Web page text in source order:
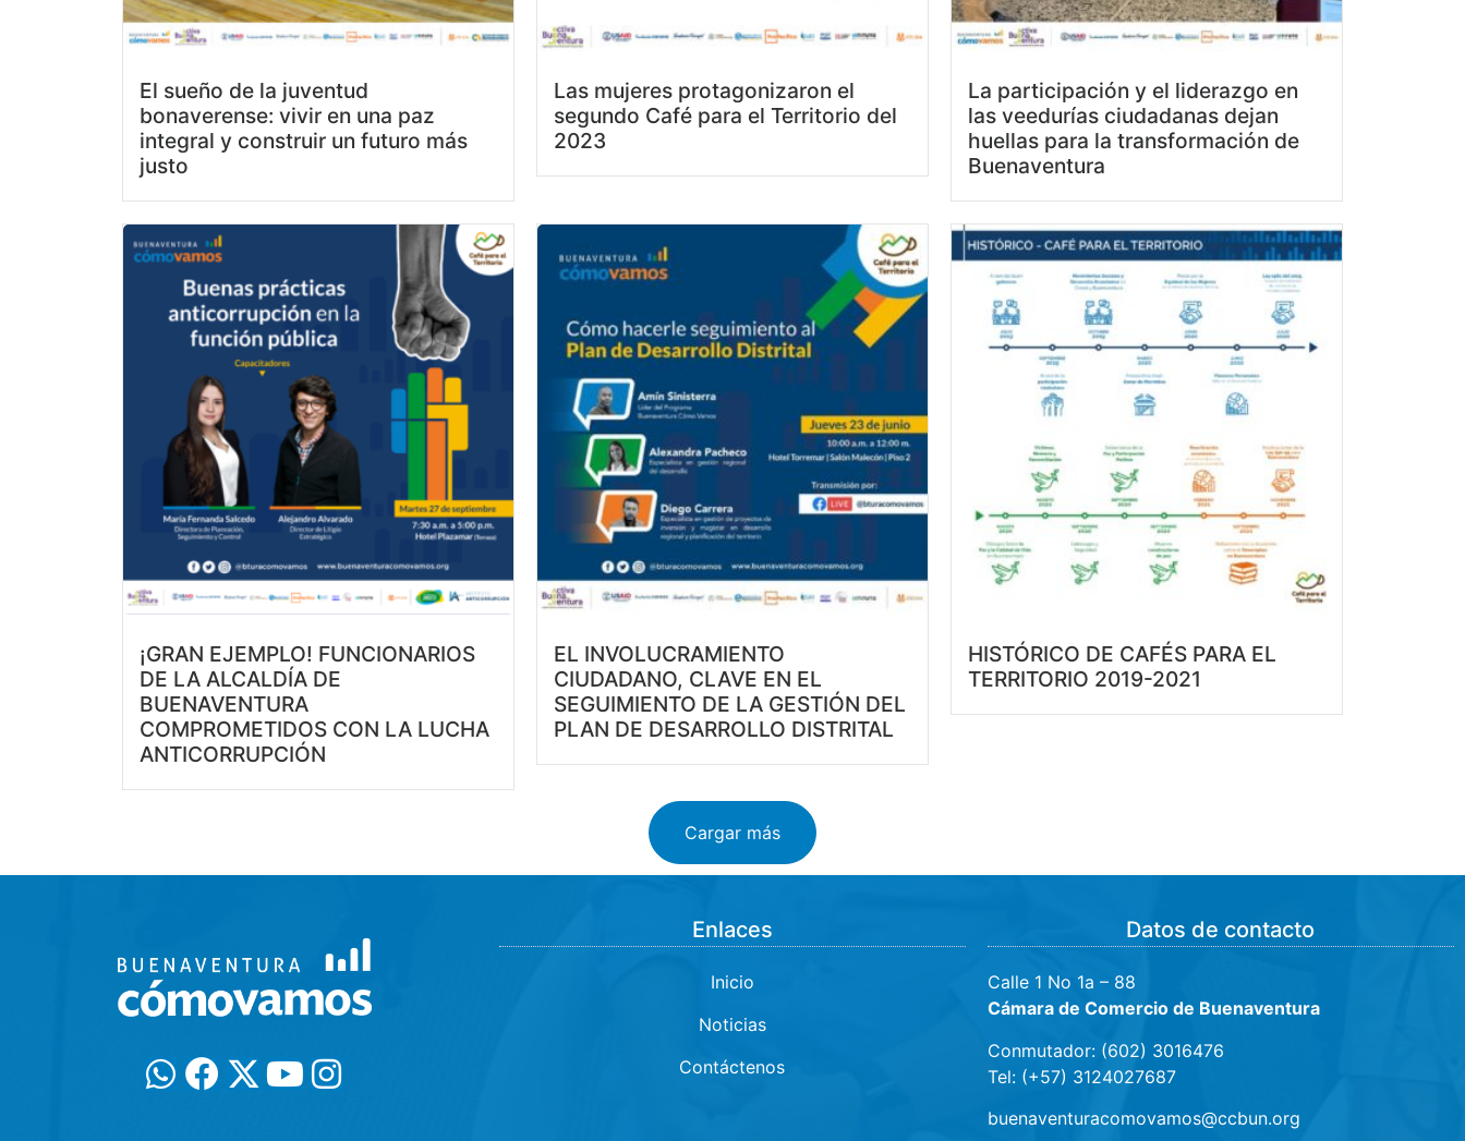
El sueño de la juventud
bonaverense: vivir en una paz
integral y construir un futuro más
justo
Las mujeres protagonizaron el
segundo Café para el Territorio del
2023
La participación y el liderazgo en
las veedurías ciudadanas dejan
huellas para la transformación de
Buenaventura
¡GRAN EJEMPLO! FUNCIONARIOS
DE LA ALCALDÍA DE
BUENAVENTURA
COMPROMETIDOS CON LA LUCHA
ANTICORRUPCIÓN
EL INVOLUCRAMIENTO
CIUDADANO, CLAVE EN EL
SEGUIMIENTO DE LA GESTIÓN DEL
PLAN DE DESARROLLO DISTRITAL
HISTÓRICO DE CAFÉS PARA EL
TERRITORIO 2019-2021
Cargar más
Enlaces
Inicio
Noticias
Contáctenos
Datos de contacto
Calle 1 No 1a – 88
Cámara de Comercio de Buenaventura
Conmutador: (602) 3016476
Tel: (+57) 3124027687
buenaventuracomovamos@ccbun.org